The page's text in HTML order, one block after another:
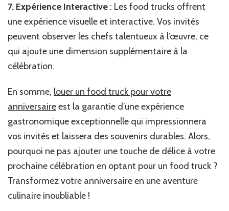
7. Expérience Interactive : Les food trucks offrent
une expérience visuelle et interactive. Vos invités
peuvent observer les chefs talentueux à l’œuvre, ce
qui ajoute une dimension supplémentaire à la
célébration.
En somme, louer un food truck pour votre
anniversaireest la garantie d’une expérience
gastronomique exceptionnelle qui impressionnera
vos invités et laissera des souvenirs durables. Alors,
pourquoi ne pas ajouter une touche de délice à votre
prochaine célébration en optant pour un food truck ?
Transformez votre anniversaire en une aventure
culinaire inoubliable !